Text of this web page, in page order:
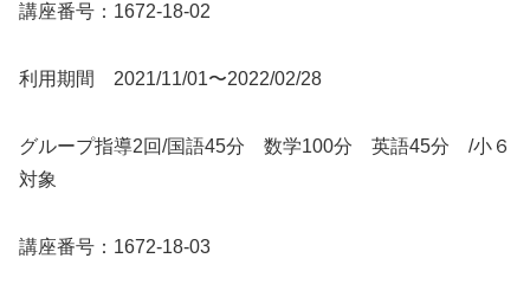
講座番号：1672-18-02
利用期間 2021/11/01〜2022/02/28
グループ指導2回/国語45分 数学100分 英語45分 /小６
対象
講座番号：1672-18-03